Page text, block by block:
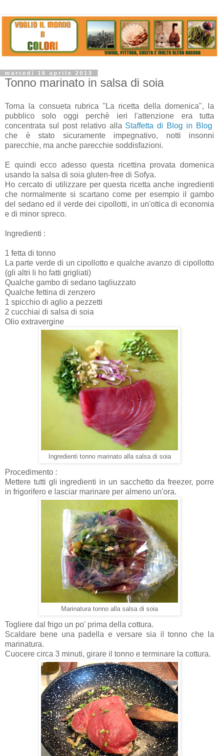
martedì 16 aprile 2013
Tonno marinato in salsa di soia
Torna la consueta rubrica "La ricetta della domenica", la
pubblico solo oggi perchè ieri l'attenzione era tutta
concentrata sul post relativo alla Staffetta di Blog in Blog
che è stato sicuramente impegnativo, notti insonni
parecchie, ma anche parecchie soddisfazioni.
E quindi ecco adesso questa ricettina provata domenica
usando la salsa di soia gluten-free di Sofya.
Ho cercato di utilizzare per questa ricetta anche ingredienti
che normalmente si scartano come per esempio il gambo
del sedano ed il verde dei cipollotti, in un'ottica di economia
e di minor spreco.
Ingredienti :
1 fetta di tonno
La parte verde di un cipollotto e qualche avanzo di cipollotto
(gli altri li ho fatti grigliati)
Qualche gambo di sedano tagliuzzato
Qualche fettina di zenzero
1 spicchio di aglio a pezzetti
2 cucchiai di salsa di soia
Olio extravergine
Ingredienti tonno marinato alla salsa di soia
Procedimento :
Mettere tutti gli ingredienti in un sacchetto da freezer, porre
in frigorifero e lasciar marinare per almeno un'ora.
Marinatura tonno alla salsa di soia
Togliere dal frigo un po' prima della cottura.
Scaldare bene una padella e versare sia il tonno che la
marinatura.
Cuocere circa 3 minuti, girare il tonno e terminare la cottura.